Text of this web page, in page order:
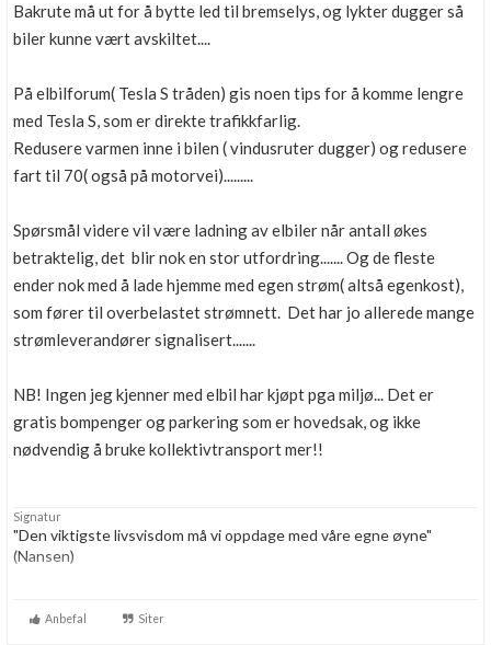
Bakrute må ut for å bytte led til bremselys, og lykter dugger så
biler kunne vært avskiltet....
På elbilforum( Tesla S tråden) gis noen tips for å komme lengre
med Tesla S, som er direkte trafikkfarlig.
Redusere varmen inne i bilen ( vindusruter dugger) og redusere
fart til 70( også på motorvei).........
Spørsmål videre vil være ladning av elbiler når antall økes
betraktelig, det blir nok en stor utfordring....... Og de fleste
ender nok med å lade hjemme med egen strøm( altså egenkost),
som fører til overbelastet strømnett. Det har jo allerede mange
strømleverandører signalisert.......
NB! Ingen jeg kjenner med elbil har kjøpt pga miljø... Det er
gratis bompenger og parkering som er hovedsak, og ikke
nødvendig å bruke kollektivtransport mer!!
Signatur
"Den viktigste livsvisdom må vi oppdage med våre egne øyne"
(Nansen)
(gassverktøy med lav vekt), Millvaukee ....og litt til
Anbefal Siter